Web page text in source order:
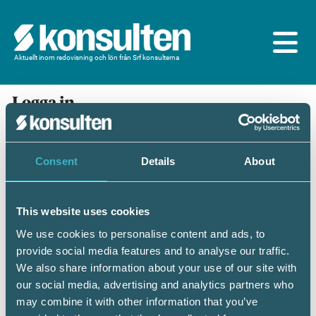
Consent Details About
This website uses cookies
We use cookies to personalise content and ads, to
provide social media features and to analyse our traffic.
We also share information about your use of our site with
our social media, advertising and analytics partners who
may combine it with other information that you’ve
Aktuellt inom redovisning och lön från Srf konsulterna
Logga in
En prenumeration ingår för dig som är
medlem/ansluten till Srf konsulterna. Du loggar in
med BankID eller samma lösenord som du har på
Mobilt BankID
Personnummer(ÅÅÅÅMMDDNNNN)